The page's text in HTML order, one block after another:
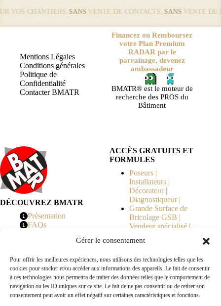
Gérer le consentement
Pour offrir les meilleures expériences, nous utilisons des technologies telles que les
cookies pour stocker et/ou accéder aux informations des appareils. Le fait de consentir
à ces technologies nous permettra de traiter des données telles que le comportement de
navigation ou les ID uniques sur ce site. Le fait de ne pas consentir ou de retirer son
consentement peut avoir un effet négatif sur certaines caractéristiques et fonctions.
CHANTIERS, SANSVENTE DE CONTACTS,SANSVENTE DE
Mentions Légales
Conditions générales
Politique de
Confidentialité
Contacter BMATR
Financez ou Remboursez
votre Plan Premium
RADAR par le
parrainage, devenez
ambassadeur
BMATR® est le moteur de
recherche des PROS du
Bâtiment
DÉCOUVREZ BMATR
Présentation
FAQs
ACCÈS GRATUITS ET
FORMULES
Poseurs |
Installateurs |
Décorateur |
Diagnostiqueur |
Grande Surface de
Bricolage GSB |
Vendeur spécialisé |
Copropriété | MOE |
en Travaux |
Fabricants | Marque |
© 2026 BMATR® — Tous droits réservés.